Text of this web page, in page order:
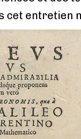
entretien